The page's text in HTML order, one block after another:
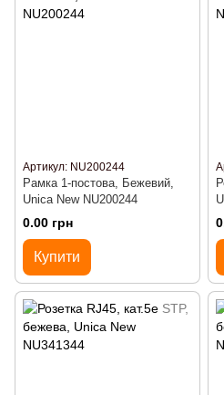
Артикул: NU200244
Рамка 1-постова, Бежевий,
Unica New NU200244
0.00 грн
Купити